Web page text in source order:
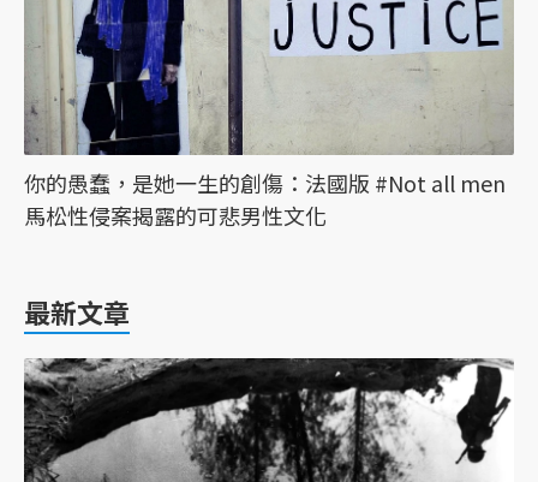
你的愚蠢，是她一生的創傷：法國版 #Not all men
馬松性侵案揭露的可悲男性文化
最新文章